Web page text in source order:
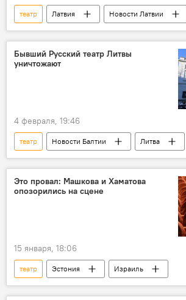
театр Латвия
Новости Латвии
Новости культуры Латвии
Дана Бьорк
Бывший Русский театр Литвы
уничтожают
4 февраля, 19:46
театр Новости Балтии Литва
Это провал: Машкова и Хаматова
опозорились на сцене
15 января, 18:06
театр Эстония
Израиль
Молдавия
культура